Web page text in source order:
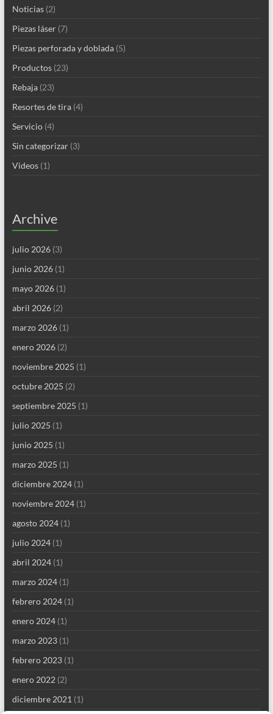
Noticias(2)
Piezas láser(7)
Piezas perforada y doblada(5)
Productos(23)
Rebaja(23)
Resortes de tira(4)
Servicio(4)
Sin categorizar(3)
Videos(1)
Archive
julio 2026(3)
junio 2026(1)
mayo 2026(1)
abril 2026(2)
marzo 2026(1)
enero 2026(2)
noviembre 2025 (1)
octubre 2025 (2)
septiembre 2025 (1)
julio 2025 (1)
junio 2025 (1)
marzo 2025 (1)
diciembre 2024(1)
noviembre 2024(1)
agosto 2024(1)
julio 2024(1)
abril 2024(1)
marzo 2024(1)
febrero 2024(1)
enero 2024(1)
marzo 2023(1)
febrero 2023(1)
enero 2022(2)
diciembre 2021 (1)